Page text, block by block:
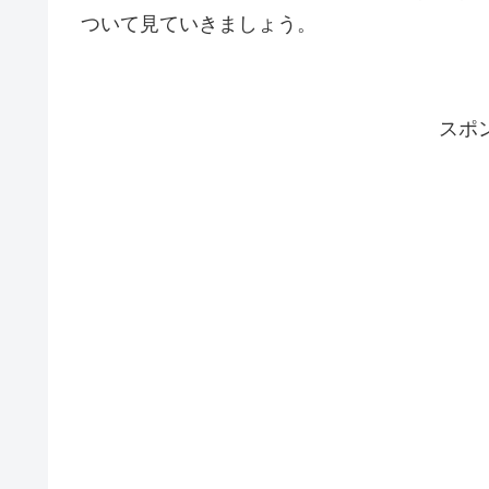
ついて見ていきましょう。
スポ